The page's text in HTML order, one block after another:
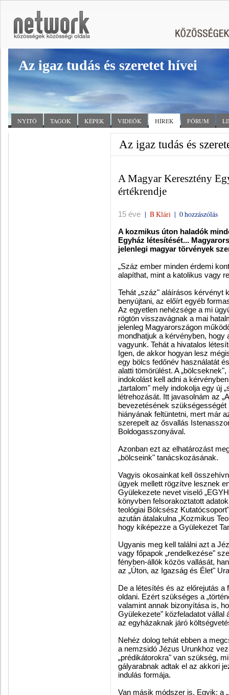
Az igaz tudás és szeretet hívei
NYITÓ TAGOK KÉPEK VIDEÓK HÍREK FÓRUM
Az igaz tudás és
A Magyar Keresztény
értékrendje
15 éve | B Klári | 0 hozzászólás
A kozmikus úton haladók
Egyház létesítését...
jelenlegi magyar törvények
„Száz ember minden érdemi
alapíthat, mint a katolikus vagy
Tehát „száz" aláírásos kérvényt
benyújtani, az előírt egyéb
Az egyetlen nehézsége a mi
rögtön visszavágnak a mai
jelenleg Magyarországon
mondhatjuk a kérvényben, hogy
vagyunk. Tehát a hivatalos
Igen, de akkor hogyan lesz
egy bölcs fedőnév használatát
alatti tömörülést. A
indokolást kell adni a
„tartalom" mely indokolja egy új
létrehozását. Itt javasolnám az
bevezetésének szükségességét
hiányának feltüntetni, mert már
szerepelt az ősvallás
Boldogasszonyával.
Azonban ezt az elhatározást
„bölcseink" tanácskozásának.
Vagyis okosainkat kell
ügyek mellett rögzítve lesznek
Gyülekezete nevet viselő
könyvben felsorakoztatott
teológiai Bölcsész
azután átalakulna „Kozmikus
hogy kiképezze a Gyülekezet
Ugyanis meg kell találni azt a
vagy főpapok „rendelkezése"
fényben-állók közös vallását,
az „Úton, az Igazság és Élet"
De a létesítés és az előrejutás a
oldani. Ezért szükséges a
valamint annak bizonyítása is,
Gyülekezete" közfeladatot vállal
az egyházaknak járó
Nehéz dolog tehát ebben a
a nemzsidó Jézus Urunkhoz
„prédikátorokra" van szükség,
gályarabnak adtak el az akkori
indulás formája.
Van másik módszer is. Egyik: a